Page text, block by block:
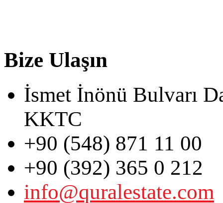
Bize Ulaşın
İsmet İnönü Bulvarı
KKTC
+90 (548) 871 11 00
+90 (392) 365 0 212
info@quralestate.com